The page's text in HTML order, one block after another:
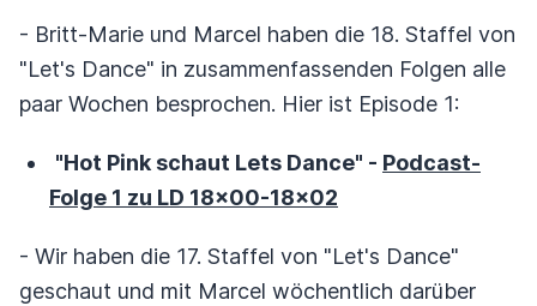
- Britt-Marie und Marcel haben die 18. Staffel von
"Let's Dance" in zusammenfassenden Folgen alle
paar Wochen besprochen. Hier ist Episode 1:
"Hot Pink schaut Lets Dance" - Podcast-
Folge 1 zu LD 18x00-18x02
- Wir haben die 17. Staffel von "Let's Dance"
geschaut und mit Marcel wöchentlich darüber